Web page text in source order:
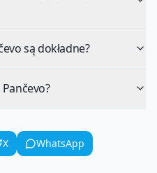
są dokładne?
X
WhatsApp